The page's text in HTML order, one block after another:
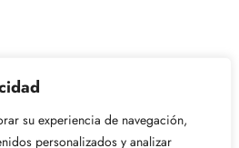
su experiencia de navegación,
personalizados y analizar